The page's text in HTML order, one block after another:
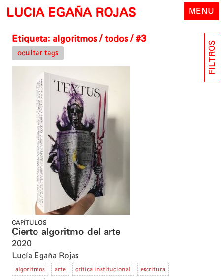
Skip
content
LUCIA EGAÑA ROJAS MENU
Etiqueta: algoritmos/ todos / #3
ocultar tags
CAPÍTULOS
Cierto algoritmo del arte
2020
Lucía Egaña Rojas
algoritmos arte crítica institucional escritura
FILTROS